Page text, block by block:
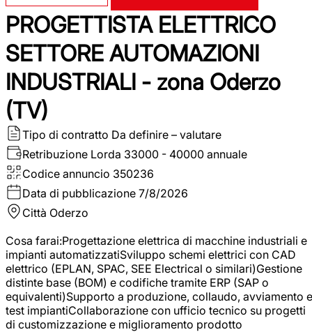
PROGETTISTA ELETTRICO
SETTORE AUTOMAZIONI
INDUSTRIALI - zona Oderzo
(TV)
Tipo di contratto Da definire – valutare
Retribuzione Lorda 33000 - 40000 annuale
Codice annuncio 350236
Data di pubblicazione 7/8/2026
Città Oderzo
Cosa farai:Progettazione elettrica di macchine industriali e
impianti automatizzatiSviluppo schemi elettrici con CAD
elettrico (EPLAN, SPAC, SEE Electrical o similari)Gestione
distinte base (BOM) e codifiche tramite ERP (SAP o
equivalenti)Supporto a produzione, collaudo, avviamento e
test impiantiCollaborazione con ufficio tecnico su progetti
di customizzazione e miglioramento prodotto